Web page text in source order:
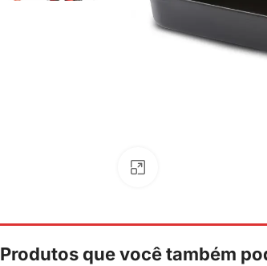
Produtos que você também